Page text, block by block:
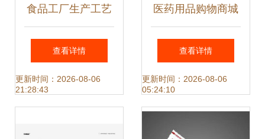
食品工厂生产工艺
设计全流程指南
查看详情
更新时间：2026-08-06
21:28:43
医药用品购物商城
— HTML/CSS 网
站策划与设计
查看详情
更新时间：2026-08-06
05:24:10